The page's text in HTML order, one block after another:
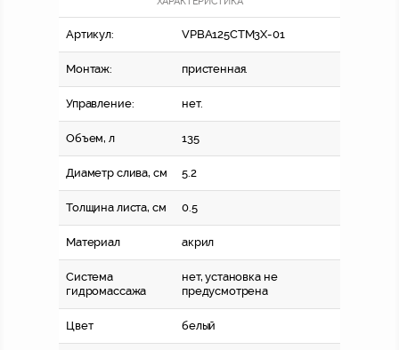
Артикул: VPBA125CTM3X-01
Монтаж: пристенная.
Управление: нет.
Объем, л 135
Диаметр слива, см 5.2
Толщина листа, см 0.5
Материал акрил
Система
гидромассажа
нет, установка не
предусмотрена
Цвет белый